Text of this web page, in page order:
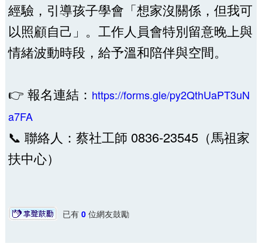
經驗，引導孩子學會「想家沒關係，但我可
以照顧自己」。工作人員會特別留意晚上與
情緒波動時段，給予溫和陪伴與空間。
👉 報名連結： https://forms.gle/py2QthUaPT3uN
a7FA
📞 聯絡人：蔡社工師 0836-23545（馬祖家
扶中心）
已有 0位網友鼓勵